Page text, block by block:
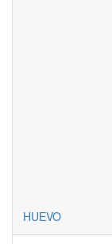
HUEVO